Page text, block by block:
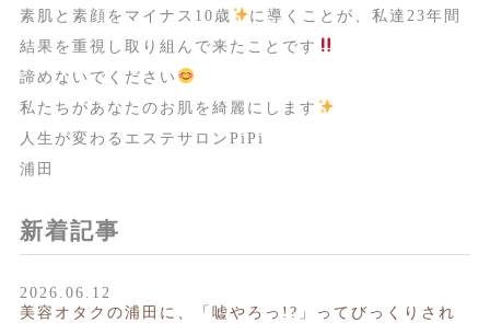
素肌と素顔をマイナス10歳
に導くことが、私達23年間
結果を重視し取り組んで来たことです
諦めないでください
私たちがあなたのお肌を綺麗にします
人生が変わるエステサロンPiPi
浦田
新着記事
2026.06.12
美容オタクの浦田に、「嘘やろっ!?」ってびっくりされ